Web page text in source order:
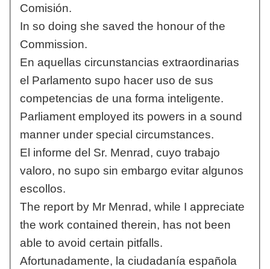
Comisión.
In so doing she saved the honour of the
Commission.
En aquellas circunstancias extraordinarias
el Parlamento supo hacer uso de sus
competencias de una forma inteligente.
Parliament employed its powers in a sound
manner under special circumstances.
El informe del Sr. Menrad, cuyo trabajo
valoro, no supo sin embargo evitar algunos
escollos.
The report by Mr Menrad, while I appreciate
the work contained therein, has not been
able to avoid certain pitfalls.
Afortunadamente, la ciudadanía española